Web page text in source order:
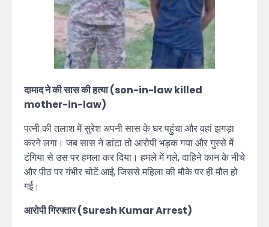
दामाद ने की सास की हत्या (son-in-law killed
mother-in-law)
पत्नी की तलाश में सुरेश अपनी सास के घर पहुंचा और वहां झगड़ा
करने लगा। जब सास ने डांटा तो आरोपी भड़क गया और गुस्से में
टंगिया से उस पर हमला कर दिया। हमले में गले, दाहिने कान के नीचे
और पीठ पर गंभीर चोटें आईं, जिससे महिला की मौके पर ही मौत हो
गई।
आरोपी गिरफ्तार (Suresh Kumar Arrest)